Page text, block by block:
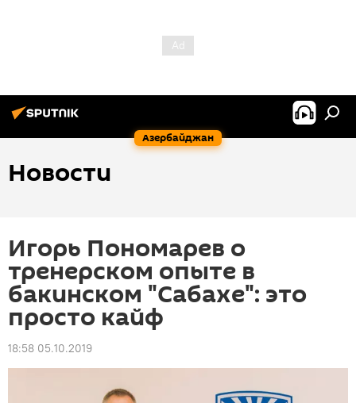
Азербайджан
Новости
Игорь Пономарев о
тренерском опыте в
бакинском "Сабахе": это
просто кайф
18:58 05.10.2019